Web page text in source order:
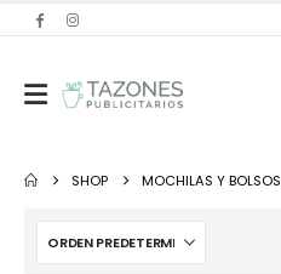
SHOP MOCHILAS Y BOLSOS